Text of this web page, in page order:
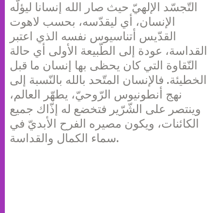
التّجسّد الإلهيّ حيث صار الله إنسانا ليؤلّه
الإنسان، أي ليقدّسه، بحسب لاهوت
القدّيس أتناسيوس نفسه الذي اعتبر
القداسة، عودة إلى الطّبيعة الأولى أي حالة
النّقاوة التي كان يحظى بها إنسان ما قبل
الخطيئة. فالإنسان المتّحد بالله بالنّسبة إلى
نهج أنطونيوس الرّوحيّ، يطهّر العالم،
وينتصر على الشّرّير فتخضع له إذّاك جميع
الكائنات، ويكون مصيره الفرح الأبديّ في
سماء الكمال والقداسة.